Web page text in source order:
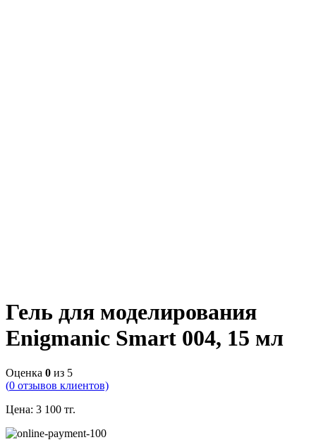
Гель для моделирования
Enigmanic Smart 004, 15 мл
Оценка 0 из 5
(0 отзывов клиентов)
Цена: 3 100 тг.